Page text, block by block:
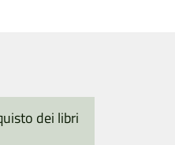
dei libri